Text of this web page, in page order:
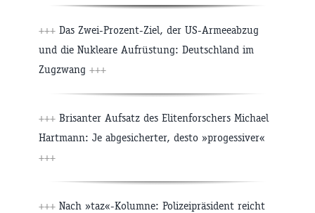
+++ Das Zwei-Prozent-Ziel, der US-Armeeabzug
und die Nukleare Aufrüstung: Deutschland im
Zugzwang +++
+++ Brisanter Aufsatz des Elitenforschers Michael
Hartmann: Je abgesicherter, desto »progessiver«
+++
+++ Nach »taz«-Kolumne: Polizeipräsident reicht